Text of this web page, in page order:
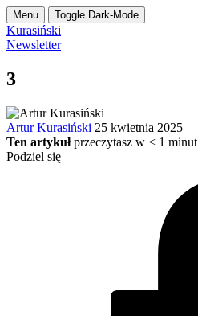
Menu Toggle Dark-Mode
Kurasiński
Newsletter
3
Artur Kurasiński 25 kwietnia 2025
Ten artykuł przeczytasz w < 1 minut
Podziel się